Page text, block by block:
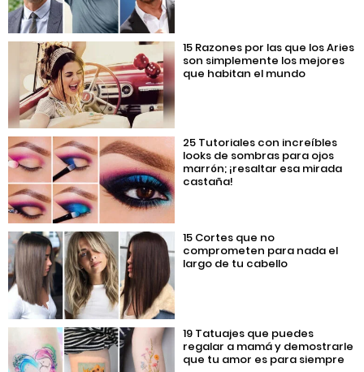
15 Razones por las que los Aries
son simplemente los mejores
que habitan el mundo
25 Tutoriales con increíbles
looks de sombras para ojos
marrón; ¡resaltar esa mirada
castaña!
15 Cortes que no
comprometen para nada el
largo de tu cabello
19 Tatuajes que puedes
regalar a mamá y demostrarle
que tu amor es para siempre